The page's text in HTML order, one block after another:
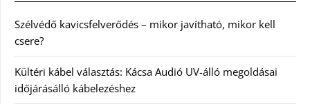
Szélvédő kavicsfelverődés – mikor javítható, mikor kell
csere?
Kültéri kábel választás: Kácsa Audió UV-álló megoldásai
időjárásálló kábelezéshez